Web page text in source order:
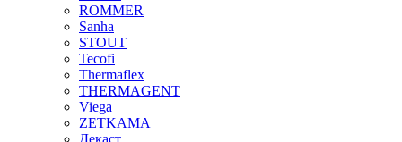
ROMMER
Sanha
STOUT
Tecofi
Thermaflex
THERMAGENT
Viega
ZETKAMA
Декаст